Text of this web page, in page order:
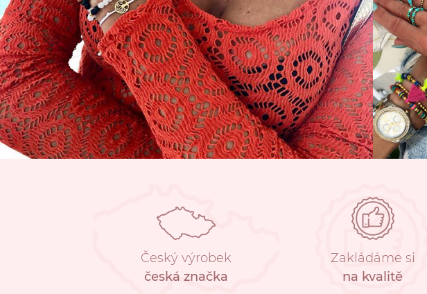
Český výrobek
česká značka
Zakládáme si
na kvalitě